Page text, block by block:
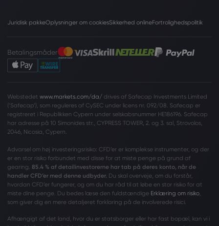
Juridisk pakkeOplysninger om cookiesSikkerhed onlineFortrolighedspolitik
Betalingsmåder
Webstedet www.markets.com/da/ drives af Safecap Investments Limited
(‘Safecap’), som reguleres af CySEC under licens nr. 092/08. Safecap er
registreret i Republikken Cypern under selskabsnummer HE186196. Safecap
har adresse på 10 Simonides str., CYPRESS TOWER, 2. og 3. sal, Strovolos,
2046, Nicosia, Cypern.
Advarsel om høj investeringsrisiko: CFD’er er komplekse instrumenter, og der
er en stor risiko forbundet med disse for at miste penge på grund af
gearing. 85.4 % af detailinvestorerne har tab på deres konto, når de
handler CFD’er med denne udbyder. Du skal overveje, om du forstår,
hvordan CFD’er fungerer, og om du har råd til at løbe en stor risiko for at
miste dine penge. Du bedes læse den fuldstændige Erklæring om risiko
som giver dig en mere detaljeret forklaring på de involverede risici.
Afhængigt af det land, hvor du er statsborger eller har fast bopæl, kan vi i